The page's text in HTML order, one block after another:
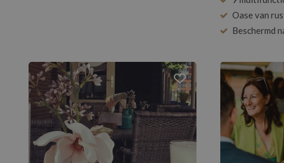
Oase van
Beschermd